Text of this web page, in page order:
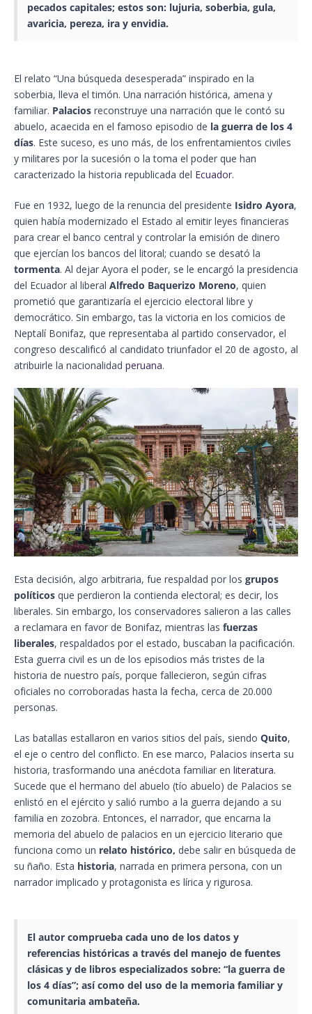
pecados capitales; estos son: lujuria, soberbia, gula,
avaricia, pereza, ira y envidia.
El relato “Una búsqueda desesperada” inspirado en la
soberbia, lleva el timón. Una narración histórica, amena y
familiar. Palacios reconstruye una narración que le contó su
abuelo, acaecida en el famoso episodio de la guerra de los 4
días. Este suceso, es uno más, de los enfrentamientos civiles
y militares por la sucesión o la toma el poder que han
caracterizado la historia republicada del Ecuador.
Fue en 1932, luego de la renuncia del presidente Isidro Ayora,
quien había modernizado el Estado al emitir leyes financieras
para crear el banco central y controlar la emisión de dinero
que ejercían los bancos del litoral; cuando se desató la
tormenta. Al dejar Ayora el poder, se le encargó la presidencia
del Ecuador al liberal Alfredo Baquerizo Moreno, quien
prometió que garantizaría el ejercicio electoral libre y
democrático. Sin embargo, tas la victoria en los comicios de
Neptalí Bonifaz, que representaba al partido conservador, el
congreso descalificó al candidato triunfador el 20 de agosto, al
atribuirle la nacionalidad peruana.
Esta decisión, algo arbitraria, fue respaldad por los grupos
políticos que perdieron la contienda electoral; es decir, los
liberales. Sin embargo, los conservadores salieron a las calles
a reclamara en favor de Bonifaz, mientras las fuerzas
liberales, respaldados por el estado, buscaban la pacificación.
Esta guerra civil es un de los episodios más tristes de la
historia de nuestro país, porque fallecieron, según cifras
oficiales no corroboradas hasta la fecha, cerca de 20.000
personas.
Las batallas estallaron en varios sitios del país, siendo Quito,
el eje o centro del conflicto. En ese marco, Palacios inserta su
historia, trasformando una anécdota familiar en literatura.
Sucede que el hermano del abuelo (tío abuelo) de Palacios se
enlistó en el ejército y salió rumbo a la guerra dejando a su
familia en zozobra. Entonces, el narrador, que encarna la
memoria del abuelo de palacios en un ejercicio literario que
funciona como un relato histórico, debe salir en búsqueda de
su ñaño. Esta historia, narrada en primera persona, con un
narrador implicado y protagonista es lírica y rigurosa.
El autor comprueba cada uno de los datos y
referencias históricas a través del manejo de fuentes
clásicas y de libros especializados sobre: “la guerra de
los 4 días”; así como del uso de la memoria familiar y
comunitaria ambateña.